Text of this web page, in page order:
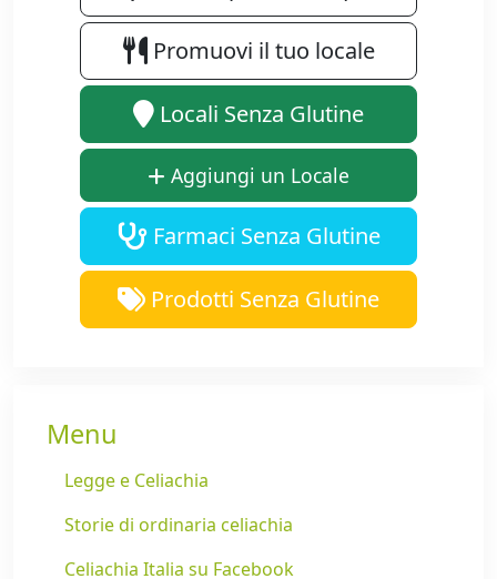
Promuovi il tuo locale
Locali Senza Glutine
Aggiungi un Locale
Farmaci Senza Glutine
Prodotti Senza Glutine
Menu
Legge e Celiachia
Storie di ordinaria celiachia
Celiachia Italia su Facebook